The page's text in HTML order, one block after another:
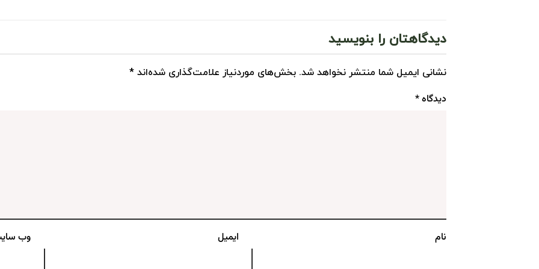
دیدگاهتان را بنویسید
نشانی ایمیل شما منتشر نخواهد شد. بخش‌های موردنیاز علامت‌گذاری شده‌اند *
دیدگاه*
نام ایمیل وب‌